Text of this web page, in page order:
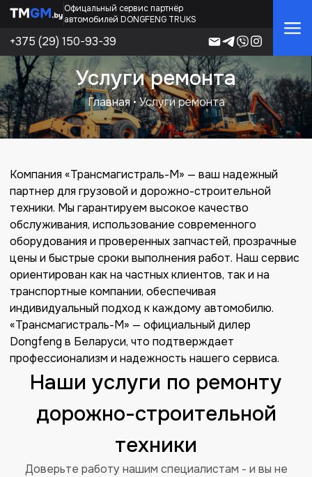
Skip
the
content
Офицальный сервис партнёр
автомобилей DONGFENG TRUKS
+375 (29) 150-93-39
Услуги ремонта
Главная•Услуги ремонта
Компания «Трансмагистраль-М» — ваш надежный
партнер для грузовой и дорожно-строительной
техники. Мы гарантируем высокое качество
обслуживания, использование современного
оборудования и проверенных запчастей, прозрачные
цены и быстрые сроки выполнения работ. Наш сервис
ориентирован как на частных клиентов, так и на
транспортные компании, обеспечивая
индивидуальный подход к каждому автомобилю.
«Трансмагистраль-М» — официальный дилер
Dongfeng в Беларуси, что подтверждает
профессионализм и надежность нашего сервиса.
Наши услуги по ремонту
дорожно-строительной
техники
Доверьте работу нашим специалистам - и вы не